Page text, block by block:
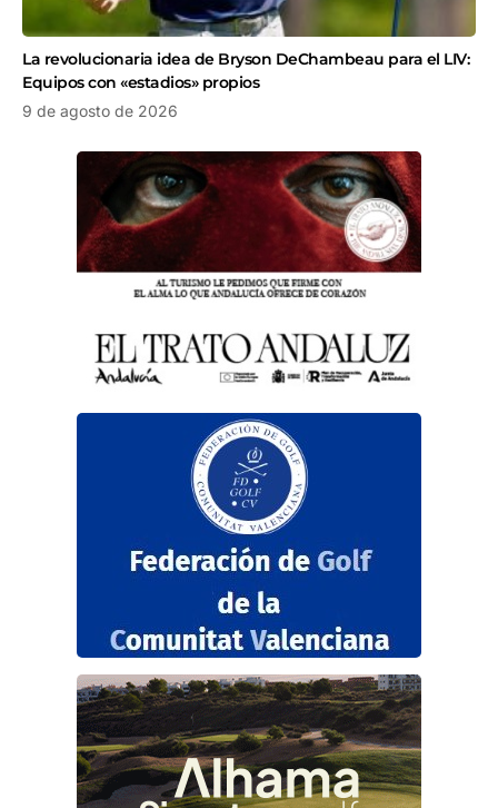
La revolucionaria idea de Bryson DeChambeau para el LIV:
Equipos con «estadios» propios
9 de agosto de 2026